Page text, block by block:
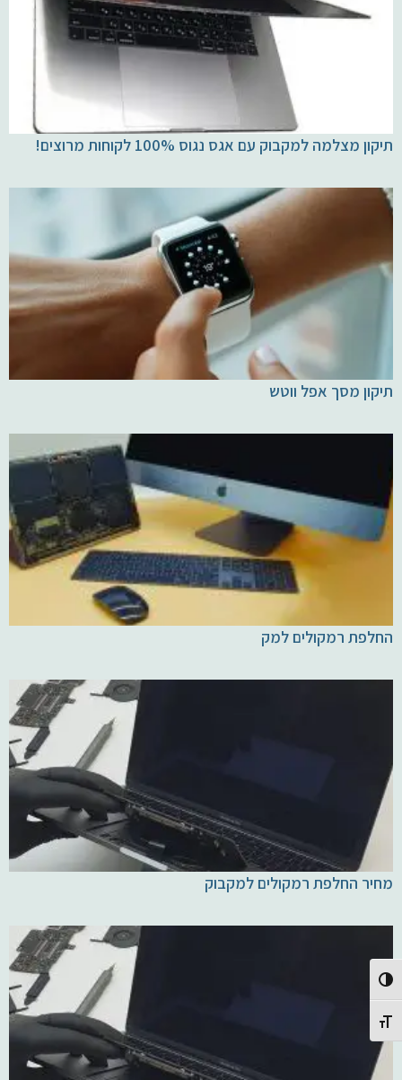
Toggle High Contrast
Toggle Font size
תיקון מצלמה למקבוק עם אגס נגוס 100% לקוחות מרוצים!
תיקון מסך אפל ווטש
החלפת רמקולים למק
מחיר החלפת רמקולים למקבוק